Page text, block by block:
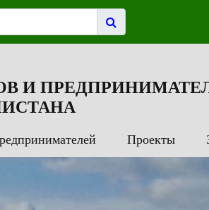
И
Проекты